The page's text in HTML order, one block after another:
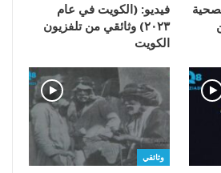
فيديو: (الكويت في عام
٢٠٢٣) وثائقي من تلفزيون
الكويت
وثائقي